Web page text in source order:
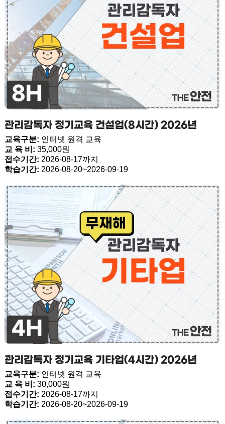
관리감독자 정기교육 건설업(8시간) 2026년
교육구분: 인터넷 원격 교육
교 육 비: 35,000원
접수기간: 2026-08-17까지
학습기간: 2026-08-20~2026-09-19
관리감독자 정기교육 기타업(4시간) 2026년
교육구분: 인터넷 원격 교육
교 육 비: 30,000원
접수기간: 2026-08-17까지
학습기간: 2026-08-20~2026-09-19